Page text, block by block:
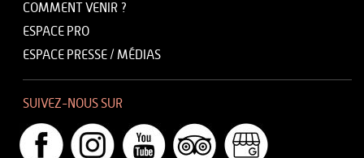
COMMENT VENIR ?
ESPACE PRO
ESPACE PRESSE / MÉDIAS
SUIVEZ-NOUS SUR